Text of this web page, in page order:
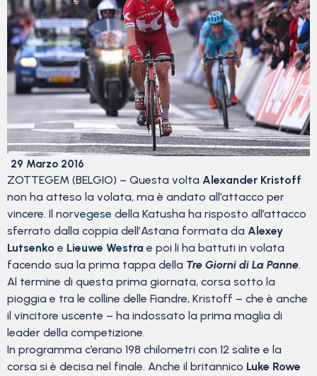
29 Marzo 2016
ZOTTEGEM (BELGIO) – Questa volta Alexander Kristoff
non ha atteso la volata, ma è andato all’attacco per
vincere. Il norvegese della Katusha ha risposto all’attacco
sferrato dalla coppia dell’Astana formata da Alexey
Lutsenko e Lieuwe Westra e poi li ha battuti in volata
facendo sua la prima tappa della Tre Giorni di La Panne.
Al termine di questa prima giornata, corsa sotto la
pioggia e tra le colline delle Fiandre, Kristoff – che è anche
il vincitore uscente – ha indossato la prima maglia di
leader della competizione.
In programma c’erano 198 chilometri con 12 salite e la
corsa si è decisa nel finale. Anche il britannico Luke Rowe